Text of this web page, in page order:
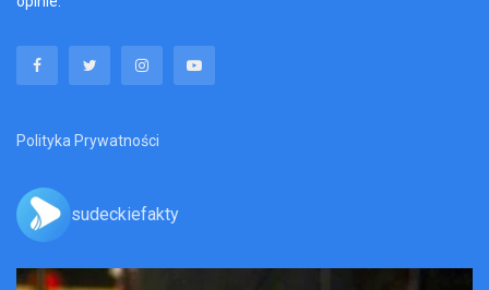
Polityka Prywatności
sudeckiefakty